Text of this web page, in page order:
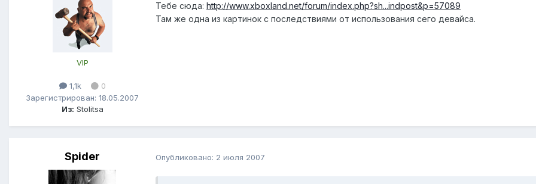
VIP
1,1k
0
Зарегистрирован: 18.05.2007
Из: Stolitsa
Тебе сюда: http://www.xboxland.net/forum/index.php?sh...indpost&p=57089
Там же одна из картинок с последствиями от использования сего девайса.
Spider Опубликовано: 2 июля 2007